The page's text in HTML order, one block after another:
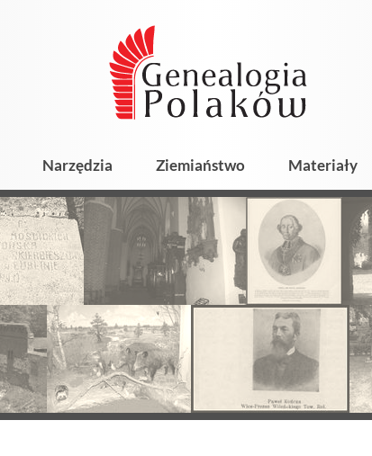
Narzędzia Ziemiaństwo Materiały